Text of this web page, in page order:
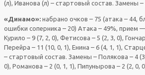
(л), Иванова (л) – стартовый состав. Замены –
«Динамо»: набрано очков – 75 (атака – 44,
ошибки соперника – 20) Атака – 49%, прием
Курило – 9 (7, 2, 0), Фетисова – 5 (2, 3, 0),
Перейра – 11 (10, 0, 1), Енина – 6 (4, 1, 1),
– стартовый состав. Замены – Полякова – 4 (3,
0), Романова – 2 (0, 1, 1), Пипунырова – 2 (2, 0,